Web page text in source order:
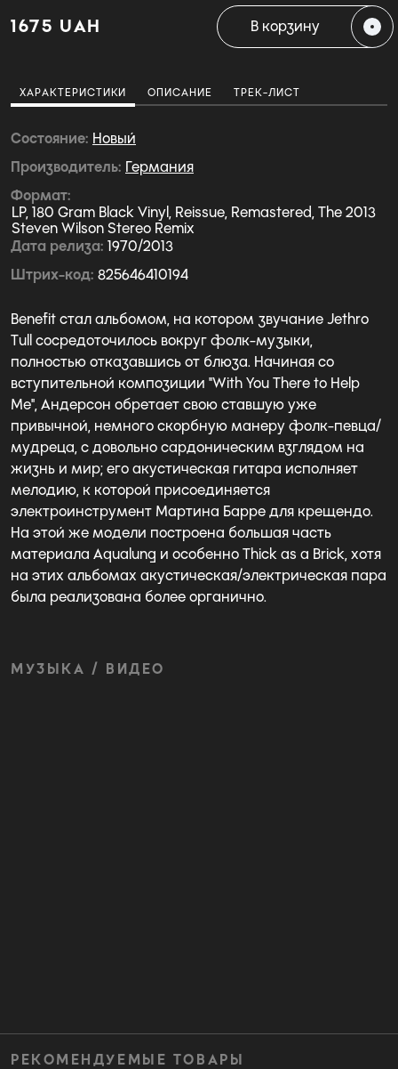
1675 UAH В корзину
ХАРАКТЕРИСТИКИ ОПИСАНИЕ ТРЕК-ЛИСТ
Состояние Новый
Производитель Германия
Формат
LP, 180 Gram Black Vinyl, Reissue, Remastered, The 2013
Steven Wilson Stereo Remix
Дата релиза 1970/2013
Штрих-код 825646410194
Benefit стал альбомом, на котором звучание Jethro
Tull сосредоточилось вокруг фолк-музыки,
полностью отказавшись от блюза. Начиная со
вступительной композиции "With You There to Help
Me", Андерсон обретает свою ставшую уже
привычной, немного скорбную манеру фолк-певца/
мудреца, с довольно сардоническим взглядом на
жизнь и мир; его акустическая гитара исполняет
мелодию, к которой присоединяется
электроинструмент Мартина Барре для крещендо.
На этой же модели построена большая часть
материала Aqualung и особенно Thick as a Brick, хотя
на этих альбомах акустическая/электрическая пара
была реализована более органично.
МУЗЫКА / ВИДЕО
РЕКОМЕНДУЕМЫЕ ТОВАРЫ